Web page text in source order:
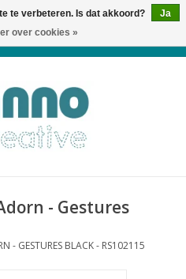
- Gestures
- GESTURES BLACK - RS102115
te verbeteren. Is dat akkoord?
Ja
over cookies »